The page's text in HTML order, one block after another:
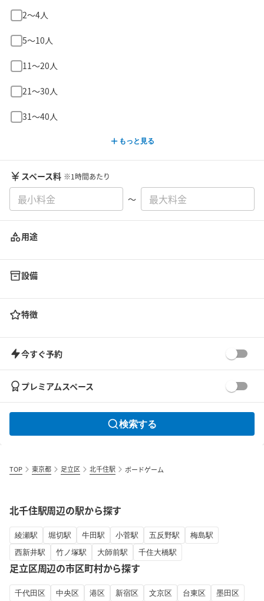
2〜4人
5〜10人
11〜20人
21〜30人
31〜40人
もっと見る
スペース料 ※1時間あたり
〜
用途
設備
特徴
今すぐ予約
プレミアムスペース
検索する
TOP 東京都 足立区 北千住駅 ボードゲーム
北千住駅周辺の駅から探す
綾瀬駅 堀切駅 牛田駅 小菅駅 五反野駅
梅島駅
西新井駅
竹ノ塚駅 大師前駅 千住大橋駅
足立区周辺の市区町村から探す
千代田区 中央区 港区 新宿区 文京区 台東区
墨田区